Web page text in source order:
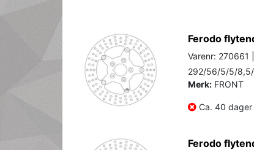
Ferodo
Varenr: 270661
292/56/5/5/
Merk: FRONT
Ca. 40
Ferodo